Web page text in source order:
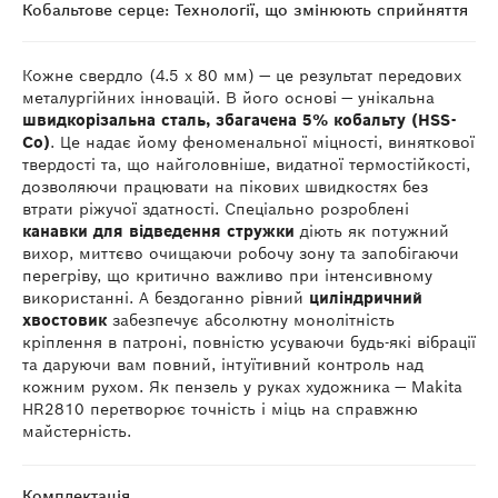
Кобальтове серце: Технології, що змінюють сприйняття
Кожне свердло (4.5 x 80 мм) — це результат передових
металургійних інновацій. В його основі — унікальна
швидкорізальна сталь, збагачена 5% кобальту (HSS-
Co). Це надає йому феноменальної міцності, виняткової
твердості та, що найголовніше, видатної термостійкості,
дозволяючи працювати на пікових швидкостях без
втрати ріжучої здатності. Спеціально розроблені
канавки для відведення стружки діють як потужний
вихор, миттєво очищаючи робочу зону та запобігаючи
перегріву, що критично важливо при інтенсивному
використанні. А бездоганно рівний циліндричний
хвостовик забезпечує абсолютну монолітність
кріплення в патроні, повністю усуваючи будь-які вібрації
та даруючи вам повний, інтуїтивний контроль над
кожним рухом. Як пензель у руках художника — Makita
HR2810 перетворює точність і міць на справжню
майстерність.